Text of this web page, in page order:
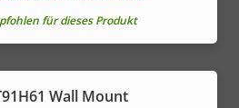
für dieses Produkt
Wall Mount